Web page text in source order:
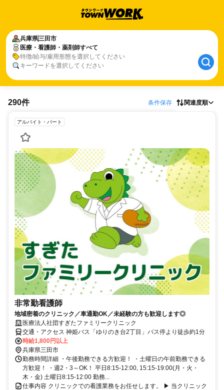
兵庫県三田市
医療・看護師・薬剤師すべて
特徴/給与/雇用形態を選択してください
キーワードを選択してください
290件 条件保存 関連度順
アルバイト・パート
非常勤看護師
地域密着のクリニック／車通勤OK／未経験の方も歓迎します◎
医療法人社団すぎたファミリークリニック
交通・アクセス 神姫バス「ゆりのき台2丁目」バス停より徒歩約1分
時給1,800円以上
兵庫県三田市
勤務時間詳細 ・午後勤務できる方歓迎！ ・土曜日の午前勤務できる
方歓迎！ ・週2・3～OK！ 平日8:15-12:00, 15:15-19:00(月・火・
木・金) 土曜日8:15-12:00 勤務...
仕事内容 クリニックでの看護業務をお任せします。 ▶ 当クリニック